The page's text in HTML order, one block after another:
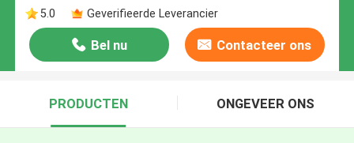
5.0
Geverifieerde Leverancier
Bel nu Contacteer ons
PRODUCTEN ONGEVEER ONS